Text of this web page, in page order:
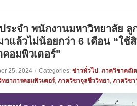
ระจำ พนักงานมหาวิทยาลัย
แล้วไม่น้อยกว่า 6 เดือน “ใช้
อมพิวเตอร์"
25, 2024 / Categories: ข่าวทั่วไป , ภาควิชาคณิ
ยาการคอมพิวเตอร์, ภาควิชาจุลชีววิทยา, ภาควิชา